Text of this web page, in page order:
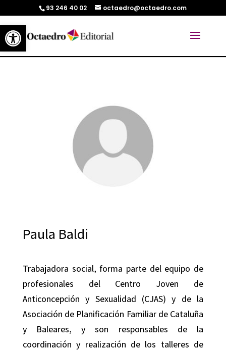
Abrir barra de herramientas
93 246 40 02 octaedro@octaedro.com
Paula Baldi
Trabajadora social, forma parte del equipo de
profesionales del Centro Joven de
Anticoncepción y Sexualidad (CJAS) y de la
Asociación de Planificación Familiar de Cataluña
y Baleares, y son responsables de la
coordinación y realización de los talleres de